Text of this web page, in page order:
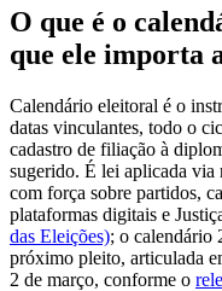
O que é o
que ele importa
Calendário eleitoral é o
datas vinculantes, todo o
cadastro de filiação à
sugerido. É lei aplicada
com força sobre partidos,
plataformas digitais e
das Eleições); o calendário
próximo pleito, articulada
2 de março, conforme o